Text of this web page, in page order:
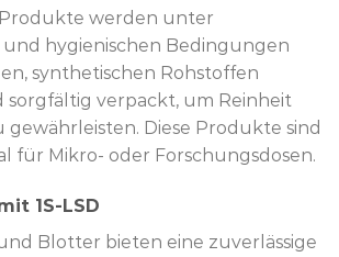
Produkte werden unter
hygienischen Bedingungen
synthetischen Rohstoffen
verpackt, um Reinheit
Diese Produkte sind
für Mikro- oder Forschungsdosen.
1S-LSD
Blotter bieten eine zuverlässige